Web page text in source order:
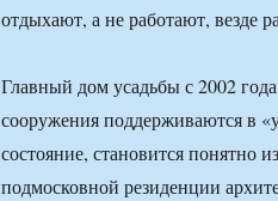
отдыхают, а не работают, везде
Главный дом усадьбы с 2002
сооружения поддерживаются в
состояние, становится понятно
подмосковной резиденции